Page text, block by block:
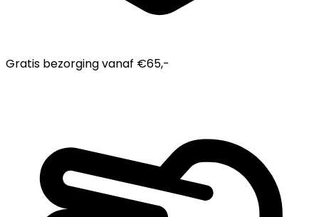
Gratis bezorgingvanaf €65,-